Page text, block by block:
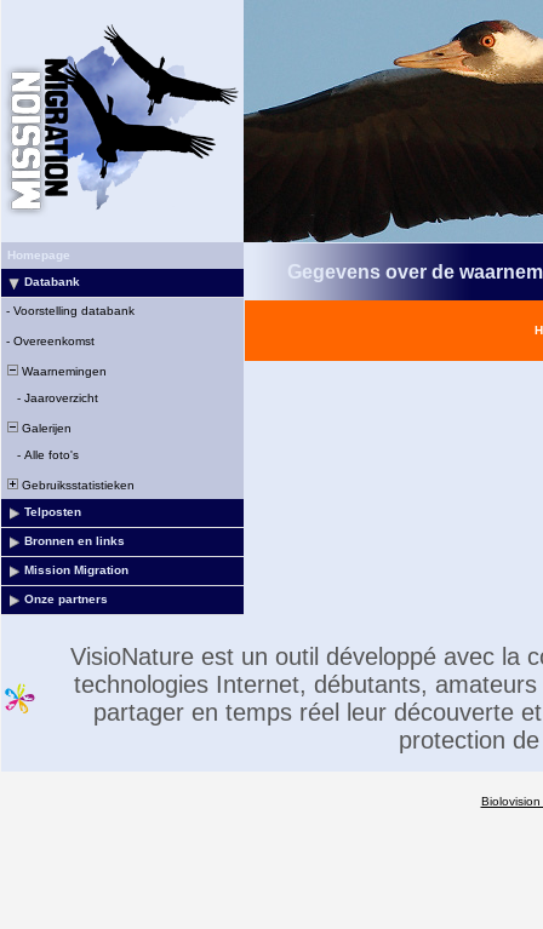
Homepage
Databank
- Voorstelling databank
- Overeenkomst
Waarnemingen
- Jaaroverzicht
Galerijen
- Alle foto's
Gebruiksstatistieken
Telposten
Bronnen en links
Mission Migration
Onze partners
Gegevens over de
VisioNature est un outil développé avec la
technologies Internet, débutants,
partager en temps réel leur découverte
protection
Biolovision